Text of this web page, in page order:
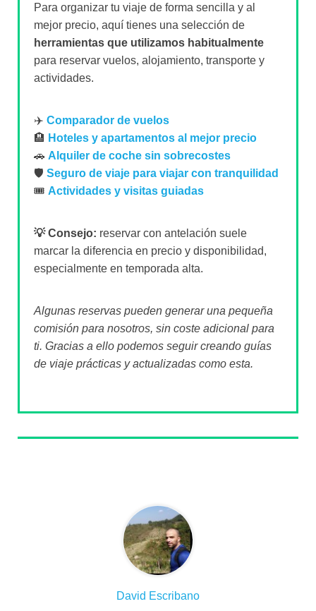
Para organizar tu viaje de forma sencilla y al
mejor precio, aquí tienes una selección de
herramientas que utilizamos habitualmente
para reservar vuelos, alojamiento, transporte y
actividades.
✈️ Comparador de vuelos
🏨 Hoteles y apartamentos al mejor precio
🚗 Alquiler de coche sin sobrecostes
🛡️ Seguro de viaje para viajar con tranquilidad
🎟️ Actividades y visitas guiadas
💡 Consejo: reservar con antelación suele
marcar la diferencia en precio y disponibilidad,
especialmente en temporada alta.
Algunas reservas pueden generar una pequeña
comisión para nosotros, sin coste adicional para
ti. Gracias a ello podemos seguir creando guías
de viaje prácticas y actualizadas como esta.
David Escribano